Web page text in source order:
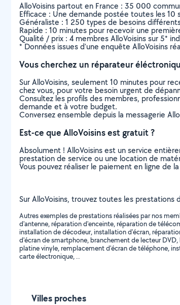
AlloVoisins partout en France : 35 000
Efficace : Une demande postée toutes les
Généraliste : 1 250 types de besoins
Rapide : 10 minutes pour recevoir une
Qualité / prix : 4 membres AlloVoisins sur 5*
* Données issues d’une enquête AlloVoisins
Vous cherchez un réparateur
Sur AlloVoisins, seulement 10 minutes pour
chez vous, pour votre besoin urgent de
Consultez les profils des membres,
demande et à votre budget.
Conversez ensemble depuis la messagerie
Est-ce que AlloVoisins est gratuit ?
Absolument ! AlloVoisins est un service
prestation de service ou une location de
Vous pouvez réaliser le paiement en ligne de
Sur AlloVoisins, trouvez toutes les
Autres exemples de prestations réalisées par nos
d'antenne, réparation d'enceinte, réparation de
installation de décodeur, installation d'écran,
d'écran de smartphone, branchement de lecteur
platine vinyle, remplacement d'écran de téléphone,
carte électronique, ..
Villes proches